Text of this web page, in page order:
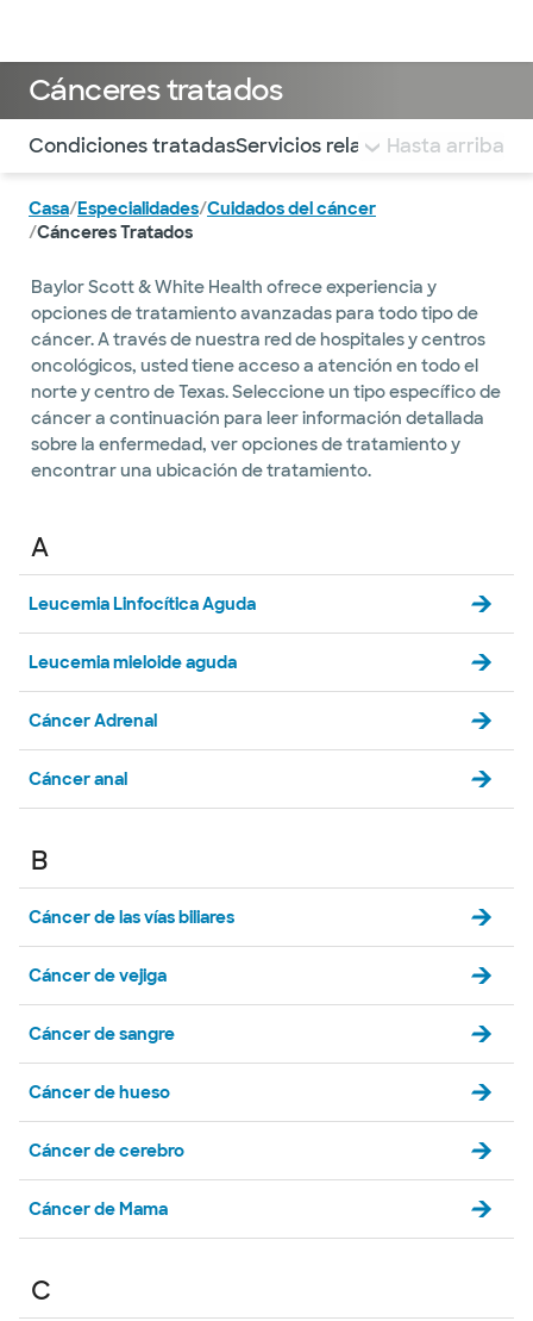
Cánceres tratados
Utilice esta navegación para saltar rápidamente a
Condiciones tratadasServicios relacionados
Hasta arriba
Casa/Especialidades/Cuidados del cáncer
/Cánceres Tratados
Baylor Scott & White Health ofrece experiencia y
opciones de tratamiento avanzadas para todo tipo de
cáncer. A través de nuestra red de hospitales y centros
oncológicos, usted tiene acceso a atención en todo el
norte y centro de Texas. Seleccione un tipo específico de
cáncer a continuación para leer información detallada
sobre la enfermedad, ver opciones de tratamiento y
encontrar una ubicación de tratamiento.
A
Leucemia Linfocítica Aguda
Leucemia mieloide aguda
Cáncer Adrenal
Cáncer anal
B
Cáncer de las vías biliares
Cáncer de vejiga
Cáncer de sangre
Cáncer de hueso
Cáncer de cerebro
Cáncer de Mama
C